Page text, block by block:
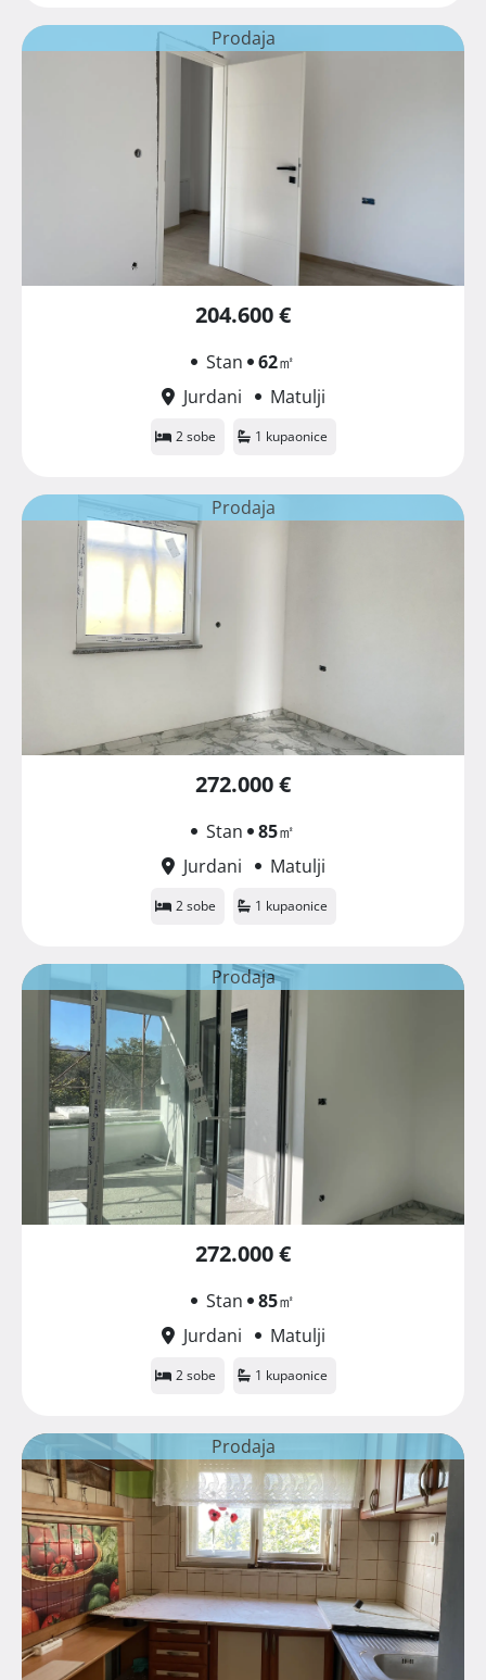
Prodaja
204.600 €
Stan 62㎡
Jurdani
Matulji
2 sobe 1 kupaonice
Prodaja
272.000 €
Stan 85㎡
Jurdani
Matulji
2 sobe 1 kupaonice
Prodaja
272.000 €
Stan 85㎡
Jurdani
Matulji
2 sobe 1 kupaonice
Prodaja